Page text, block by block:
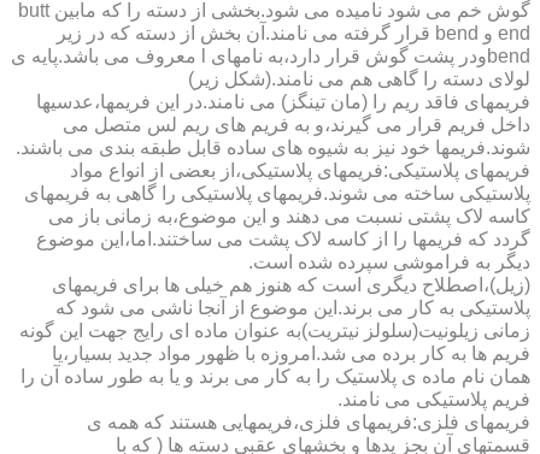
گوش خم می شود نامیده می شود.بخشی از دسته را که مابین butt
end و bend قرار گرفته می نامند.آن بخش از دسته که در زیر
bendودر پشت گوش قرار دارد،به نامهای l معروف می باشد.پایه ی
لولای دسته را گاهی هم می نامند.(شکل زیر)
فریمهای فاقد ریم را (مان تینگز) می نامند.در این فریمها،عدسیها
داخل فریم قرار می گیرند،و به فریم های ریم لس متصل می
شوند.فریمها خود نیز به شیوه های ساده قابل طبقه بندی می باشند.
فریمهای پلاستیکی:فریمهای پلاستیکی،از بعضی از انواع مواد
پلاستیکی ساخته می شوند.فریمهای پلاستیکی را گاهی به فریمهای
کاسه لاک پشتی نسبت می دهند و این موضوع،به زمانی باز می
گردد که فریمها را از کاسه لاک پشت می ساختند.اما،این موضوع
دیگر به فراموشی سپرده شده است.
(زیل)،اصطلاح دیگری است که هنوز هم خیلی ها برای فریمهای
پلاستیکی به کار می برند.این موضوع از آنجا ناشی می شود که
زمانی زیلونیت(سلولز نیتریت)به عنوان ماده ای رایج جهت این گونه
فریم ها به کار برده می شد.امروزه با ظهور مواد جدید بسیار،یا
همان نام ماده ی پلاستیک را به کار می برند و یا به طور ساده آن را
فریم پلاستیکی می نامند.
فریمهای فلزی:فریمهای فلزی،فریمهایی هستند که همه ی
قسمتهای آن بجز پدها و بخشهای عقبی دسته ها ( که با